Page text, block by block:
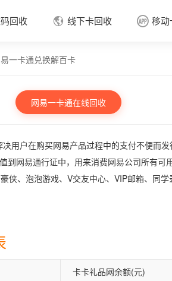
回收  线下卡回收  移
一卡通兑换解百卡
网易一卡通在线回收
用户在购买网易产品过程中的支付不便而
到网易通行证中，用来消费网易公司所有
侠、泡泡游戏、V交友中心、VIP邮箱、同
卡卡礼品网余额(元)